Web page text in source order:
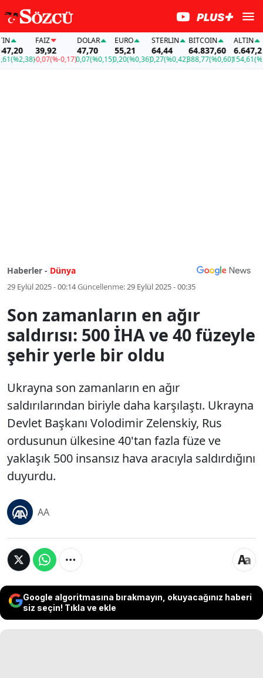
(%2,38)
FAİZ
39,92
-0,07(%-0,17)
DOLAR
47,70
0,07(%0,15)
EURO
55,21
0,20(%0,36)
STERLIN
64,44
0,27(%0,42)
BITCOIN
64.837,60
388,77(%0,60)
ALTIN
6.647,20
154,61
Haberler - Dünya
29 Eylül 2025 - 00:14Güncellenme:29 Eylül 2025 - 00:35
Son zamanların en ağır
saldırısı: 500 İHA ve 40 füzeyle
şehir yerle bir oldu
Ukrayna son zamanların en ağır
saldırılarından biriyle daha karşılaştı. Ukrayna
Devlet Başkanı Volodimir Zelenskiy, Rus
ordusunun ülkesine 40'tan fazla füze ve
yaklaşık 500 insansız hava aracıyla saldırdığını
duyurdu.
AA
Google algoritmasına bırakmayın, okuyacağınız haberi
siz seçin! Tıkla ve ekle